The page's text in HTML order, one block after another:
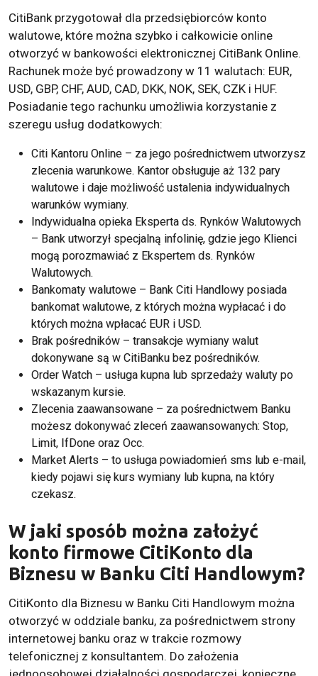
CitiBank przygotował dla przedsiębiorców konto
walutowe, które można szybko i całkowicie online
otworzyć w bankowości elektronicznej CitiBank Online.
Rachunek może być prowadzony w 11 walutach: EUR,
USD, GBP, CHF, AUD, CAD, DKK, NOK, SEK, CZK i HUF.
Posiadanie tego rachunku umożliwia korzystanie z
szeregu usług dodatkowych:
Citi Kantoru Online – za jego pośrednictwem utworzysz
zlecenia warunkowe. Kantor obsługuje aż 132 pary
walutowe i daje możliwość ustalenia indywidualnych
warunków wymiany.
Indywidualna opieka Eksperta ds. Rynków Walutowych
– Bank utworzył specjalną infolinię, gdzie jego Klienci
mogą porozmawiać z Ekspertem ds. Rynków
Walutowych.
Bankomaty walutowe – Bank Citi Handlowy posiada
bankomat walutowe, z których można wypłacać i do
których można wpłacać EUR i USD.
Brak pośredników – transakcje wymiany walut
dokonywane są w CitiBanku bez pośredników.
Order Watch – usługa kupna lub sprzedaży waluty po
wskazanym kursie.
Zlecenia zaawansowane – za pośrednictwem Banku
możesz dokonywać zleceń zaawansowanych: Stop,
Limit, IfDone oraz Occ.
Market Alerts – to usługa powiadomień sms lub e-mail,
kiedy pojawi się kurs wymiany lub kupna, na który
czekasz.
W jaki sposób można założyć
konto firmowe CitiKonto dla
Biznesu w Banku Citi Handlowym?
CitiKonto dla Biznesu w Banku Citi Handlowym można
otworzyć w oddziale banku, za pośrednictwem strony
internetowej banku oraz w trakcie rozmowy
telefonicznej z konsultantem. Do założenia